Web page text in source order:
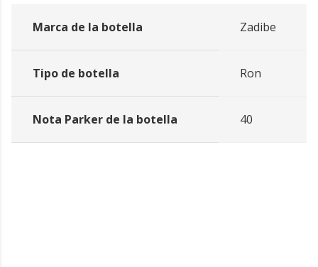
Marca de la botella Zadibe
Tipo de botella Ron
Nota Parker de la botella 40